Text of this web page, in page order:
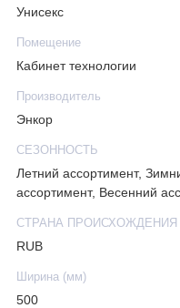
Унисекс
Помещение
Кабинет технологии
Производитель
Энкор
СЕЗОННОСТЬ
Летний ассортимент,
ассортимент, Весенний
СТРАНА ПРОИСХОЖДЕНИЯ
RUB
Ширина (мм)
500